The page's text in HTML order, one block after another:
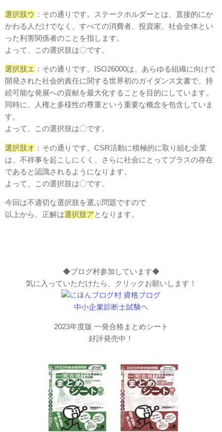
選択肢ウ ：その通りです。ステークホルダーとは、直接的にか
かわる人だけでなく、すべての消費者、投資家、社会全体とい
った利害関係者のことを指します。
よって、この選択肢は〇です。
選択肢エ ：その通りです。ISO26000は、あらゆる組織に向けて
開発された社会的責任に関する世界初のガイダンス文書で、持
続可能な発展への貢献を最大化することを目的にしています。
同時に、人権と多様性の尊重という重要な概念を包含していま
す。
よって、この選択肢は〇です。
選択肢オ ：その通りです。CSR活動に積極的に取り組む企業
は、不祥事を起こしにくく、さらに社会にとってプラスの存在
であると認識されるようになります。
よって、この選択肢は〇です。
今回は不適切な選択肢を選ぶ問題ですので
以上から、正解は選択肢アとなります。
◆ブログ村参加しています◆
気に入っていただけたら、クリックお願いします！
2023年度版 一発合格まとめシート
好評発売中！